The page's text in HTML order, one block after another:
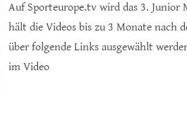
Auf Sporteurope.tv wird das 3. Junior
hält die Videos bis zu 3 Monate nach
über folgende Links ausgewählt
im Video